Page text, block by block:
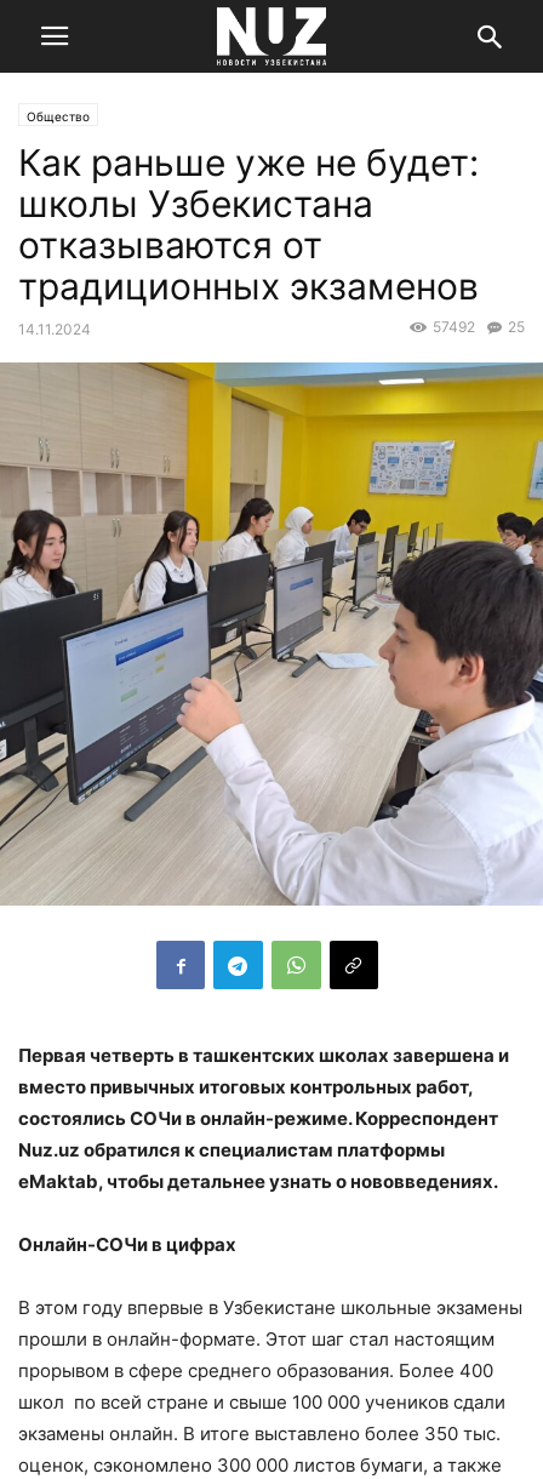
Общество
Как раньше уже не будет:
школы Узбекистана
отказываются от
традиционных экзаменов
14.11.2024 25
57492
Первая четверть в ташкентских школах завершена и
вместо привычных итоговых контрольных работ,
состоялись СОЧи в онлайн-режиме. Корреспондент
Nuz.uz обратился к специалистам платформы
eMaktab, чтобы детальнее узнать о нововведениях.
Онлайн-СОЧи в цифрах
В этом году впервые в Узбекистане школьные экзамены
прошли в онлайн-формате. Этот шаг стал настоящим
прорывом в сфере среднего образования. Более 400
школ по всей стране и свыше 100 000 учеников сдали
экзамены онлайн. В итоге выставлено более 350 тыс.
оценок, сэкономлено 300 000 листов бумаги, а также